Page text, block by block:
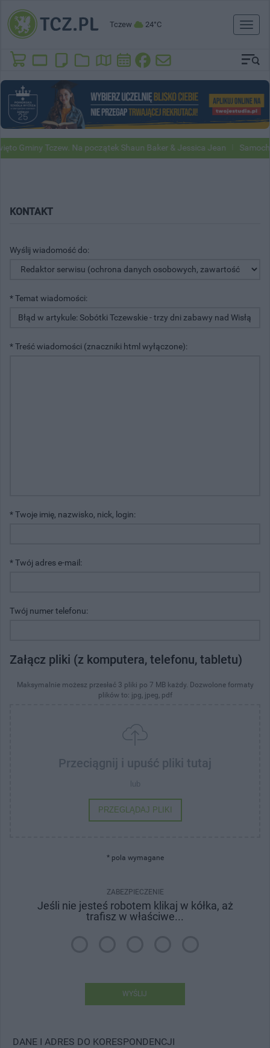
Tczew 24°C
Toggle
Gminy Tczew. Na początek Shaun Baker & Jessica Jean
KONTAKT
Wyślij wiadomość do:
* Temat wiadomości:
* Treść wiadomości (znaczniki html wyłączone):
* Twoje imię, nazwisko, nick, login:
* Twój adres e-mail:
Twój numer telefonu:
Załącz pliki (z komputera, telefonu, tabletu)
Maksymalnie możesz przesłać 3 pliki po 7 MB każdy. Dozwolone formaty
plików to: jpg, jpeg, pdf
Przeciągnij i upuść pliki tutaj
lub
PRZEGLĄDAJ PLIKI
* pola wymagane
ZABEZPIECZENIE
Jeśli nie jesteś robotem klikaj w kółka, aż
trafisz w właściwe...
WYŚLIJ
DANE I ADRES DO KORESPONDENCJI